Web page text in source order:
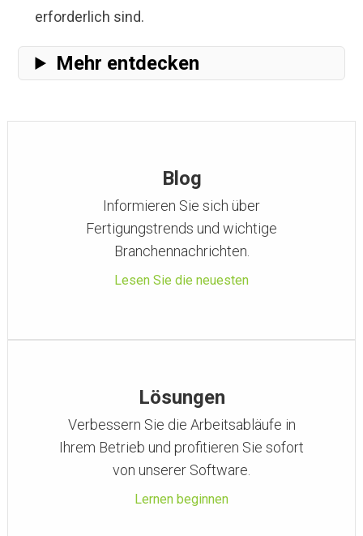
erforderlich sind.
Mehr entdecken
Blog
Informieren Sie sich über
Fertigungstrends und wichtige
Branchennachrichten.
Lesen Sie die neuesten
Lösungen
Verbessern Sie die Arbeitsabläufe in
Ihrem Betrieb und profitieren Sie sofort
von unserer Software.
Lernen beginnen